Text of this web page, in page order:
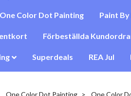
Color Dot Painting Paint
Förbeställda
Superdeals REA Jul
One Color Dot Painting One Color